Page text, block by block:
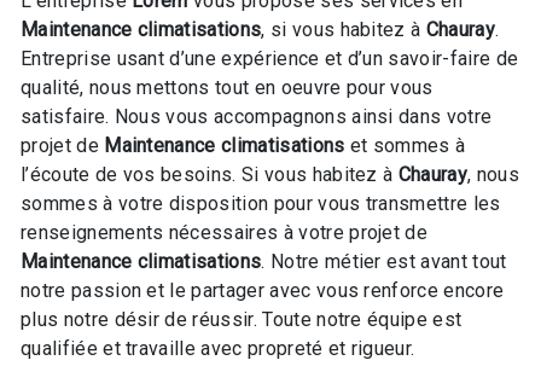
Maintenance climatisations, si vous habitez à Chauray.
Entreprise usant d’une expérience et d’un savoir-faire de
qualité, nous mettons tout en oeuvre pour vous
satisfaire. Nous vous accompagnons ainsi dans votre
projet de Maintenance climatisations et sommes à
l’écoute de vos besoins. Si vous habitez à Chauray, nous
sommes à votre disposition pour vous transmettre les
renseignements nécessaires à votre projet de
Maintenance climatisations. Notre métier est avant tout
notre passion et le partager avec vous renforce encore
plus notre désir de réussir. Toute notre équipe est
qualifiée et travaille avec propreté et rigueur.